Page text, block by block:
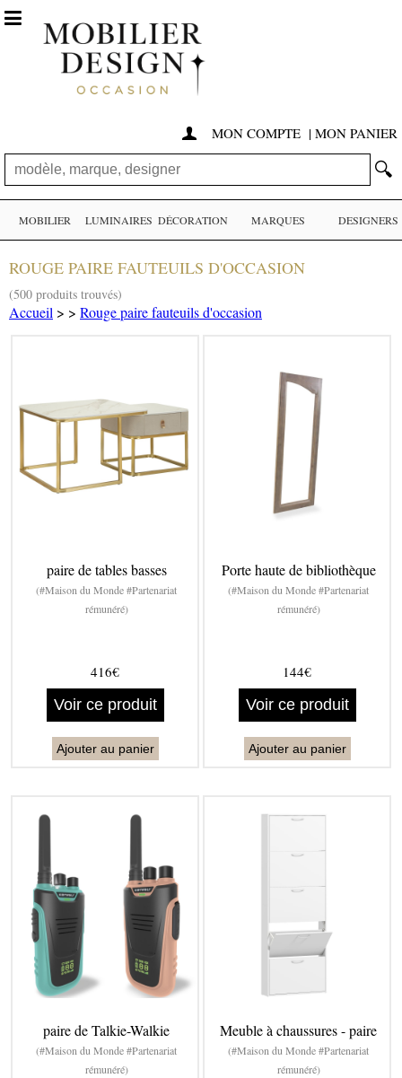
 MON COMPTE | MON PANIER
🔍

MOBILIER LUMINAIRES DÉCORATION MARQUES DESIGNERS
ROUGE PAIRE FAUTEUILS D'OCCASION
(500 produits trouvés)
Accueil > > Rouge paire fauteuils d'occasion
paire de tables basses
(#Maison du Monde #Partenariat
rémunéré)
416€
Voir ce produit
Ajouter au panier
Porte haute de bibliothèque
(#Maison du Monde #Partenariat
rémunéré)
144€
Voir ce produit
Ajouter au panier
paire de Talkie-Walkie
(#Maison du Monde #Partenariat
rémunéré)
Meuble à chaussures - paire
(#Maison du Monde #Partenariat
rémunéré)